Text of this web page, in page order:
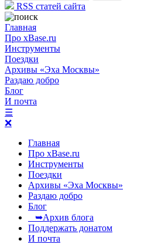
RSS статей сайта
Главная
Про xBase.ru
Инструменты
Поездки
Архивы «Эха Москвы»
Раздаю добро
Блог
И почта
☰
❌
Главная
Про xBase.ru
Инструменты
Поездки
Архивы «Эха Москвы»
Раздаю добро
Блог
➥Архив блога
Поддержать донатом
И почта